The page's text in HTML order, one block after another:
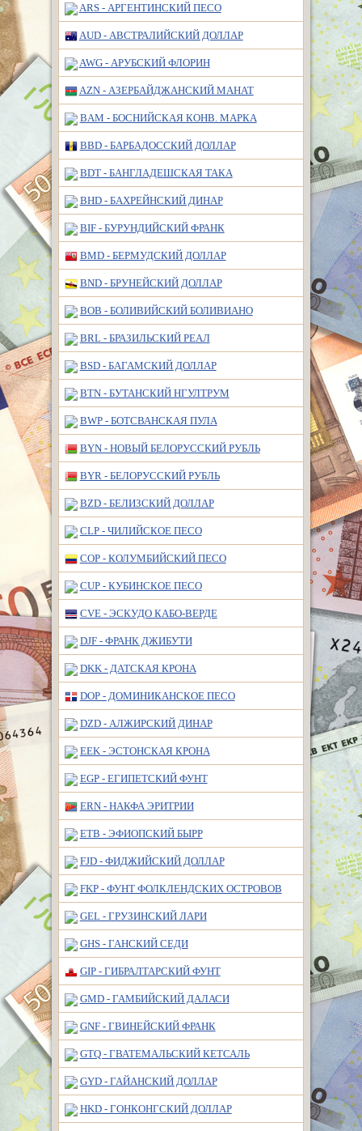
ARS - АРГЕНТИНСКИЙ ПЕСО
AUD - АВСТРАЛИЙСКИЙ ДОЛЛАР
AWG - АРУБСКИЙ ФЛОРИН
AZN - АЗЕРБАЙДЖАНСКИЙ МАНАТ
BAM - БОСНИЙСКАЯ КОНВ. МАРКА
BBD - БАРБАДОССКИЙ ДОЛЛАР
BDT - БАНГЛАДЕШСКАЯ ТАКА
BHD - БАХРЕЙНСКИЙ ДИНАР
BIF - БУРУНДИЙСКИЙ ФРАНК
BMD - БЕРМУДСКИЙ ДОЛЛАР
BND - БРУНЕЙСКИЙ ДОЛЛАР
BOB - БОЛИВИЙСКИЙ БОЛИВИАНО
BRL - БРАЗИЛЬСКИЙ РЕАЛ
BSD - БАГАМСКИЙ ДОЛЛАР
BTN - БУТАНСКИЙ НГУЛТРУМ
BWP - БОТСВАНСКАЯ ПУЛА
BYN - НОВЫЙ БЕЛОРУССКИЙ РУБЛЬ
BYR - БЕЛОРУССКИЙ РУБЛЬ
BZD - БЕЛИЗСКИЙ ДОЛЛАР
CLP - ЧИЛИЙСКОЕ ПЕСО
COP - КОЛУМБИЙСКИЙ ПЕСО
CUP - КУБИНСКОЕ ПЕСО
CVE - ЭСКУДО КАБО-ВЕРДЕ
DJF - ФРАНК ДЖИБУТИ
DKK - ДАТСКАЯ КРОНА
DOP - ДОМИНИКАНСКОЕ ПЕСО
DZD - АЛЖИРСКИЙ ДИНАР
EEK - ЭСТОНСКАЯ КРОНА
EGP - ЕГИПЕТСКИЙ ФУНТ
ERN - НАКФА ЭРИТРИИ
ETB - ЭФИОПСКИЙ БЫРР
FJD - ФИДЖИЙСКИЙ ДОЛЛАР
FKP - ФУНТ ФОЛКЛЕНДСКИХ ОСТРОВОВ
GEL - ГРУЗИНСКИЙ ЛАРИ
GHS - ГАНСКИЙ СЕДИ
GIP - ГИБРАЛТАРСКИЙ ФУНТ
GMD - ГАМБИЙСКИЙ ДАЛАСИ
GNF - ГВИНЕЙСКИЙ ФРАНК
GTQ - ГВАТЕМАЛЬСКИЙ КЕТСАЛЬ
GYD - ГАЙАНСКИЙ ДОЛЛАР
HKD - ГОНКОНГСКИЙ ДОЛЛАР